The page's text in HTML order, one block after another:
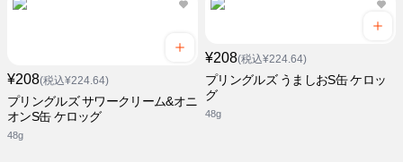
¥208(税込¥224.64)
プリングルズ サワークリーム&オニ
オンS缶 ケロッグ
48g
¥208(税込¥224.64)
プリングルズ うましおS缶 ケロッ
グ
48g